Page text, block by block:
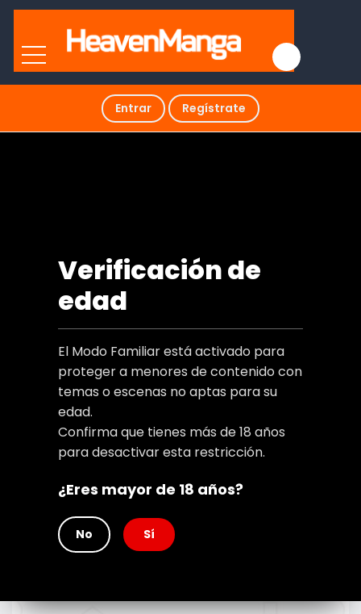
Entrar Regístrate
Verificación de
edad
El Modo Familiar está activado para
proteger a menores de contenido con
temas o escenas no aptas para su
edad.
Confirma que tienes más de 18 años
para desactivar esta restricción.
¿Eres mayor de 18 años?
No Sí
Type
Manhwa
Desconocido